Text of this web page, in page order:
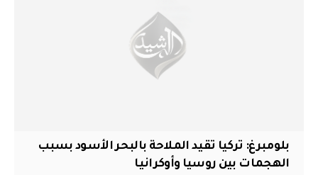
بلومبرغ: تركيا تقيد الملاحة بالبحر الأسود بسبب
الهجمات بين روسيا وأوكرانيا